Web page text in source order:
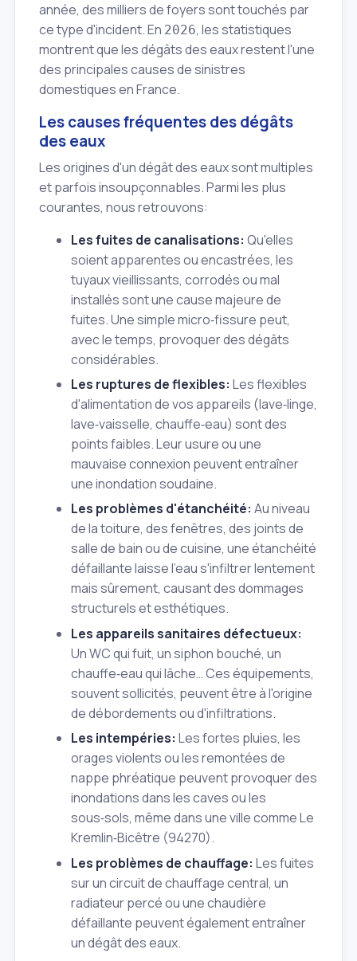
année, des milliers de foyers sont touchés par
ce type d'incident. En 2026, les statistiques
montrent que les dégâts des eaux restent l'une
des principales causes de sinistres
domestiques en France.
Les causes fréquentes des dégâts
des eaux
Les origines d'un dégât des eaux sont multiples
et parfois insoupçonnables. Parmi les plus
courantes, nous retrouvons:
Les fuites de canalisations: Qu'elles
soient apparentes ou encastrées, les
tuyaux vieillissants, corrodés ou mal
installés sont une cause majeure de
fuites. Une simple micro‑fissure peut,
avec le temps, provoquer des dégâts
considérables.
Les ruptures de flexibles: Les flexibles
d'alimentation de vos appareils (lave‑linge,
lave‑vaisselle, chauffe‑eau) sont des
points faibles. Leur usure ou une
mauvaise connexion peuvent entraîner
une inondation soudaine.
Les problèmes d'étanchéité: Au niveau
de la toiture, des fenêtres, des joints de
salle de bain ou de cuisine, une étanchéité
défaillante laisse l'eau s'infiltrer lentement
mais sûrement, causant des dommages
structurels et esthétiques.
Les appareils sanitaires défectueux:
Un WC qui fuit, un siphon bouché, un
chauffe‑eau qui lâche… Ces équipements,
souvent sollicités, peuvent être à l'origine
de débordements ou d'infiltrations.
Les intempéries: Les fortes pluies, les
orages violents ou les remontées de
nappe phréatique peuvent provoquer des
inondations dans les caves ou les
sous‑sols, même dans une ville comme Le
Kremlin‑Bicêtre (94270).
Les problèmes de chauffage: Les fuites
sur un circuit de chauffage central, un
radiateur percé ou une chaudière
défaillante peuvent également entraîner
un dégât des eaux.